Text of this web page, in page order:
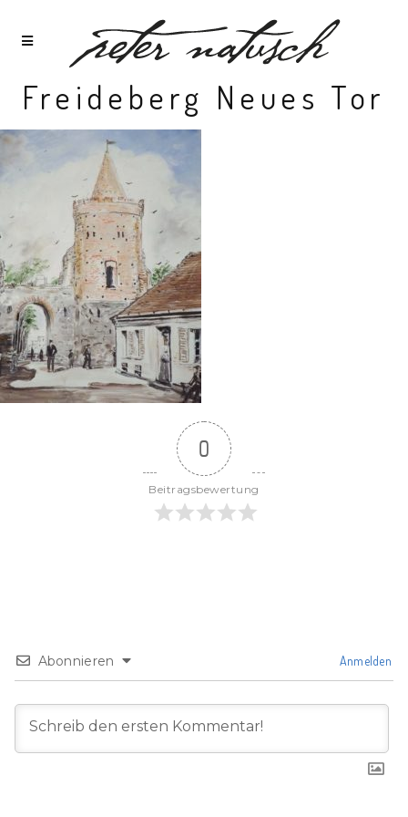
Freideberg Neues Tor
0
Beitragsbewertung
Abonnieren Anmelden